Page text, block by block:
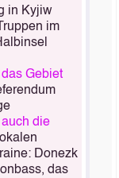
in Kyjiw
im
Gebiet
die
Donezk
das